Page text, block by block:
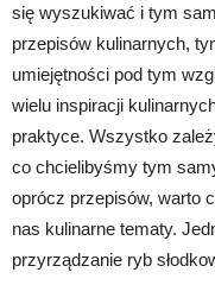
się wyszukiwać i tym
przepisów kulinarnych,
umiejętności pod tym
wielu inspiracji
praktyce. Wszystko
co chcielibyśmy tym
oprócz przepisów, warto
nas kulinarne tematy.
przyrządzanie ryb